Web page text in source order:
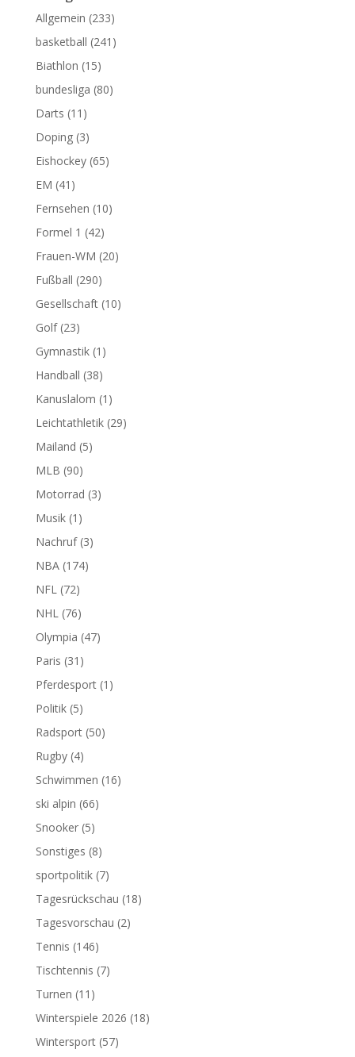
Allgemein (233)
basketball (241)
Biathlon (15)
bundesliga (80)
Darts (11)
Doping(3)
Eishockey(65)
EM (41)
Fernsehen (10)
Formel 1 (42)
Frauen-WM (20)
Fußball (290)
Gesellschaft(10)
Golf(23)
Gymnastik(1)
Handball (38)
Kanuslalom (1)
Leichtathletik(29)
Mailand (5)
MLB (90)
Motorrad (3)
Musik(1)
Nachruf(3)
NBA(174)
NFL(72)
NHL(76)
Olympia (47)
Paris (31)
Pferdesport(1)
Politik(5)
Radsport(50)
Rugby(4)
Schwimmen (16)
ski alpin (66)
Snooker(5)
Sonstiges (8)
sportpolitik(7)
Tagesrückschau (18)
Tagesvorschau (2)
Tennis (146)
Tischtennis (7)
Turnen (11)
Winterspiele 2026 (18)
Wintersport(57)